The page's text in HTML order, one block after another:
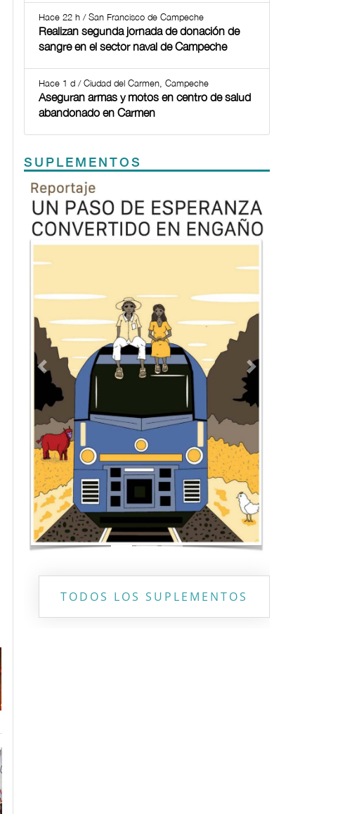
Hace 22 h / San Francisco de Campeche
Realizan segunda jornada de donación de
sangre en el sector naval de Campeche
Hace 1 d / Ciudad del Carmen, Campeche
Aseguran armas y motos en centro de salud
abandonado en Carmen
SUPLEMENTOS
Previous Next
TODOS LOS SUPLEMENTOS